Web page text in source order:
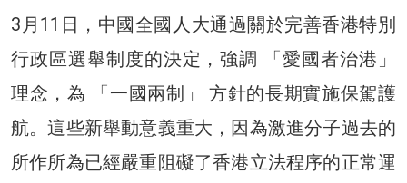
3月11日，中國全國人大通過關於完善香港特別
行政區選舉制度的決定，強調 「愛國者治港」
理念，為 「一國兩制」 方針的長期實施保駕護
航。這些新舉動意義重大，因為激進分子過去的
所作所為已經嚴重阻礙了香港立法程序的正常運